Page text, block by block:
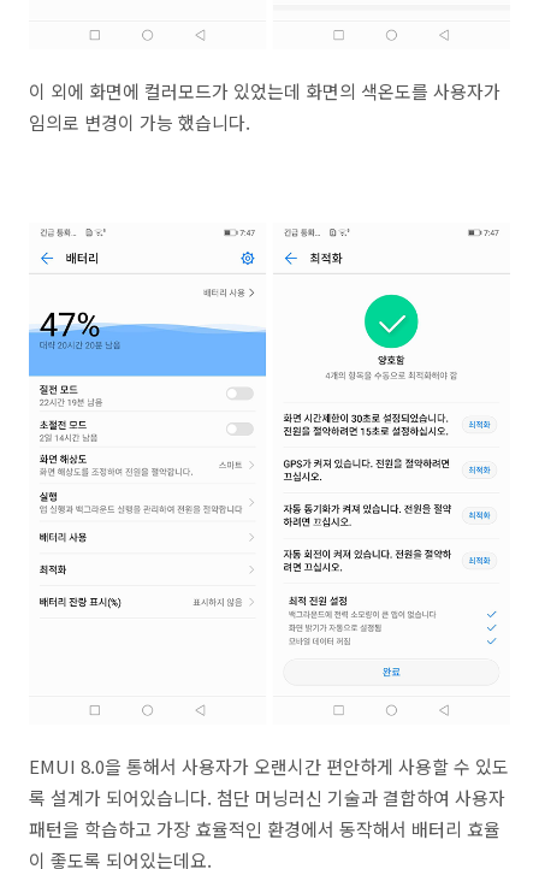
이 외에 화면에 컬러모드가 있었는데 화면의 색온도를 사용자가
임의로 변경이 가능 했습니다.
EMUI 8.0을 통해서 사용자가 오랜시간 편안하게 사용할 수 있도
록 설계가 되어있습니다. 첨단 머닝러신 기술과 결합하여 사용자
패턴을 학습하고 가장 효율적인 환경에서 동작해서 배터리 효율
이 좋도록 되어있는데요.